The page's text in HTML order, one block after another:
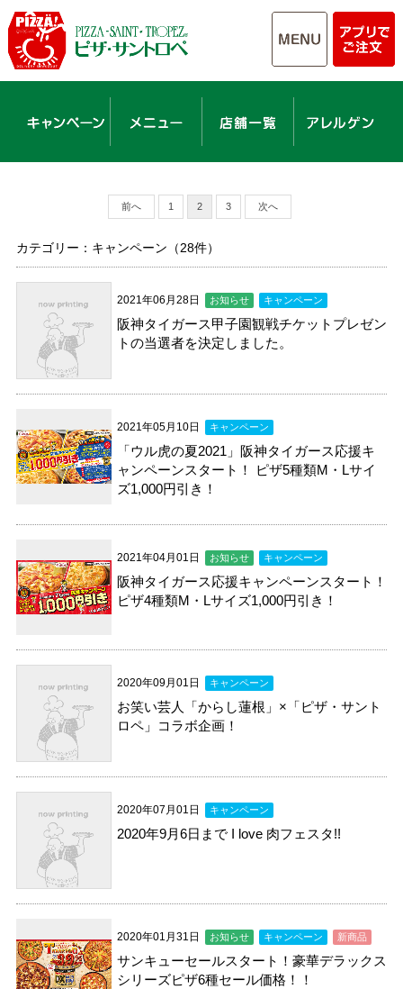
前へ 1 2 3 次へ
カテゴリー：キャンペーン（28件）
2021年06月28日 お知らせ キャンペーン
阪神タイガース甲子園観戦チケットプレゼン
トの当選者を決定しました。
2021年05月10日 キャンペーン
「ウル虎の夏2021」阪神タイガース応援キ
ャンペーンスタート！ ピザ5種類M・Lサイ
ズ1,000円引き！
2021年04月01日 お知らせ キャンペーン
阪神タイガース応援キャンペーンスタート！
ピザ4種類M・Lサイズ1,000円引き！
2020年09月01日 キャンペーン
お笑い芸人「からし蓮根」×「ピザ・サント
ロペ」コラボ企画！
2020年07月01日 キャンペーン
2020年9月6日まで I love 肉フェスタ!!
2020年01月31日 お知らせ キャンペーン 新商品
サンキューセールスタート！豪華デラックス
シリーズピザ6種セール価格！！